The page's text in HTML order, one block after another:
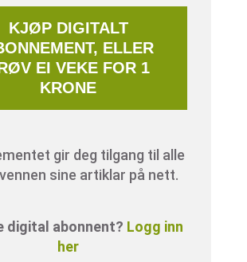
KJØP DIGITALT
ELLER
EI VEKE FOR 1
KRONE
gir deg tilgang til alle
sine artiklar på nett.
digital abonnent? Logg inn
her